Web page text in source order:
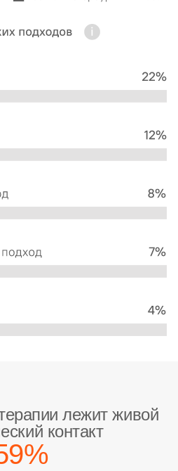
лежит живой
контакт